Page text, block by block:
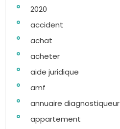
2020
accident
achat
acheter
aide juridique
amf
annuaire diagnostiqueur
appartement